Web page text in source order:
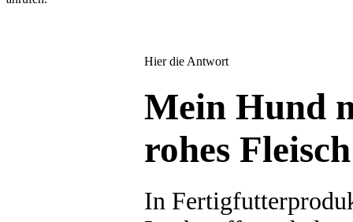
Hier die Antwort
Mein Hund
rohes
In